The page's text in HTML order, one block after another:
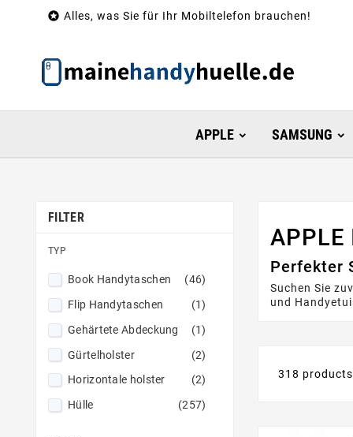
 Alles, was Sie für Ihr Mobiltelefon brauchen!
APPLE SAMSUNG
FILTER
TYP
Book Handytaschen
(46)
Flip Handytaschen
(1)
Gehärtete Abdeckung
(1)
Gürtelholster
(2)
Horizontale holster
(2)
Hülle
(257)
APPLE
Perfekter
Suchen Sie
und
318 products